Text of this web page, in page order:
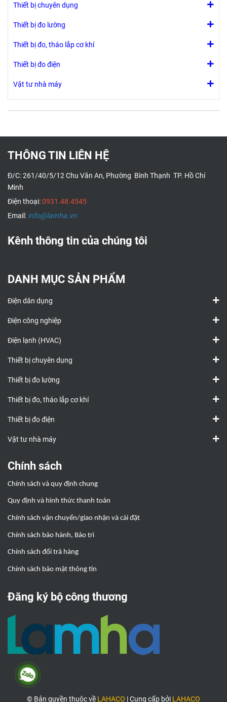
Thiết bị chuyên dụng
Thiết bị đo lường
Thiết bị đo, tháo lắp cơ khí
Thiết bị đo điện
Vật tư nhà máy
THÔNG TIN LIÊN HỆ
Đ/C: 261/40/5/12 Chu Văn An, Phường Bình Thạnh TP. Hồ Chí
Minh
Điện thoại:0931.48.4545
Email: info@lamha.vn
Kênh thông tin của chúng tôi
DANH MỤC SẢN PHẨM
Điện dân dụng
Điện công nghiệp
Điện lạnh (HVAC)
Thiết bị chuyên dụng
Thiết bị đo lường
Thiết bị đo, tháo lắp cơ khí
Thiết bị đo điện
Vật tư nhà máy
Chính sách
Chính sách và quy định chung
Quy định và hình thức thanh toán
Chính sách vận chuyển/giao nhận và cài đặt
Chính sách bảo hành, Bảo trì
Chính sách đổi trả hàng
Chính sách bảo mật thông tin
Đăng ký bộ công thương
© Bản quyền thuộc về LAHACO |Cung cấp bởi LAHACO